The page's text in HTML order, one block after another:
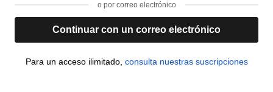
o por correo electrónico
Continuar con un correo electrónico
Para un acceso ilimitado, consulta nuestras suscripciones